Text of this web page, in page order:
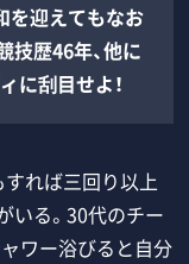
を迎えてもなお
歴46年、他に
に刮目せよ！
れば三回り以上
いる。30代のチー
ワー浴びると自分